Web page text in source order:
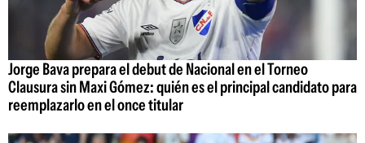
Jorge Bava prepara el debut de Nacional en el Torneo
Clausura sin Maxi Gómez: quién es el principal candidato para
reemplazarlo en el once titular